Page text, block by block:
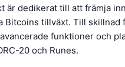
är dedikerat till att främja
Bitcoins tillväxt. Till skillnad
funktioner och
20 och Runes.